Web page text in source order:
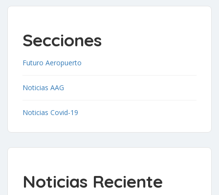
Secciones
Futuro Aeropuerto
Noticias AAG
Noticias Covid-19
Noticias Reciente